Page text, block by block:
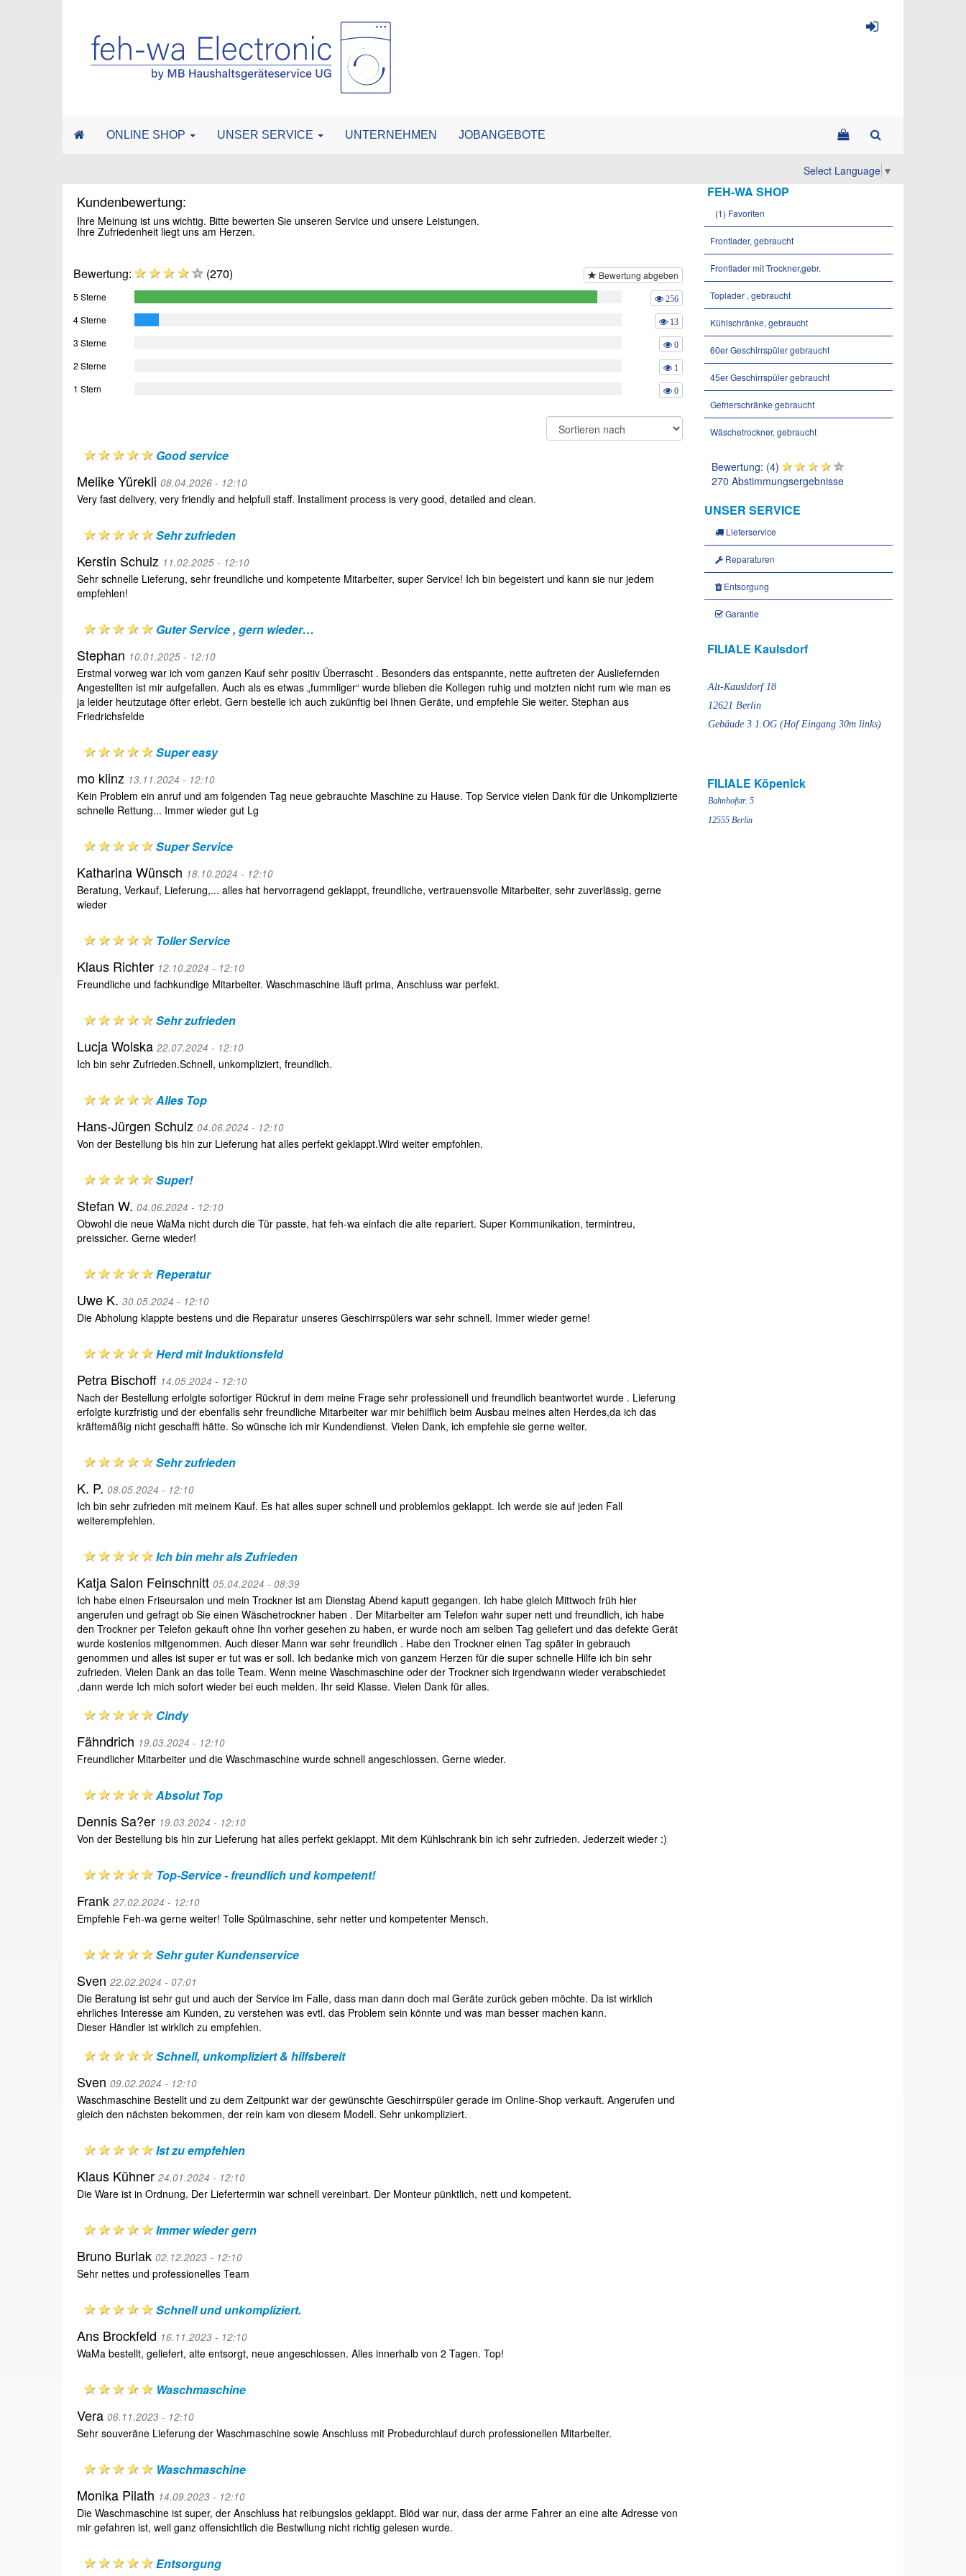
ONLINE SHOP UNSER SERVICE UNTERNEHMEN JOBANGEBOTE
Select Language ▼
Kundenbewertung:
Ihre Meinung ist uns wichtig. Bitte bewerten Sie unseren Service und unsere Leistungen.
Ihre Zufriedenheit liegt uns am Herzen.
Bewertung: (270)
Bewertung abgeben
5 Sterne
256
4 Sterne 13
3 Sterne 0
2 Sterne 1
1 Stern 0
Good service
Melike Yürekli 08.04.2026 - 12:10
Very fast delivery, very friendly and helpfull staff. Installment process is very good, detailed and clean.
Sehr zufrieden
Kerstin Schulz 11.02.2025 - 12:10
Sehr schnelle Lieferung, sehr freundliche und kompetente Mitarbeiter, super Service! Ich bin begeistert und kann sie nur jedem
empfehlen!
Guter Service , gern wieder…
Stephan 10.01.2025 - 12:10
Erstmal vorweg war ich vom ganzen Kauf sehr positiv Überrascht . Besonders das entspannte, nette auftreten der Ausliefernden
Angestellten ist mir aufgefallen. Auch als es etwas „fummliger“ wurde blieben die Kollegen ruhig und motzten nicht rum wie man es
ja leider heutzutage öfter erlebt. Gern bestelle ich auch zukünftig bei Ihnen Geräte, und empfehle Sie weiter. Stephan aus
Friedrichsfelde
Super easy
mo klinz 13.11.2024 - 12:10
Kein Problem ein anruf und am folgenden Tag neue gebrauchte Maschine zu Hause. Top Service vielen Dank für die Unkomplizierte
schnelle Rettung... Immer wieder gut Lg
Super Service
Katharina Wünsch 18.10.2024 - 12:10
Beratung, Verkauf, Lieferung,... alles hat hervorragend geklappt, freundliche, vertrauensvolle Mitarbeiter, sehr zuverlässig, gerne
wieder
Toller Service
Klaus Richter 12.10.2024 - 12:10
Freundliche und fachkundige Mitarbeiter. Waschmaschine läuft prima, Anschluss war perfekt.
Sehr zufrieden
Lucja Wolska 22.07.2024 - 12:10
Ich bin sehr Zufrieden.Schnell, unkompliziert, freundlich.
Alles Top
Hans-Jürgen Schulz 04.06.2024 - 12:10
Von der Bestellung bis hin zur Lieferung hat alles perfekt geklappt.Wird weiter empfohlen.
Super!
Stefan W. 04.06.2024 - 12:10
Obwohl die neue WaMa nicht durch die Tür passte, hat feh-wa einfach die alte repariert. Super Kommunikation, termintreu,
preissicher. Gerne wieder!
Reperatur
Uwe K. 30.05.2024 - 12:10
Die Abholung klappte bestens und die Reparatur unseres Geschirrspülers war sehr schnell. Immer wieder gerne!
Herd mit Induktionsfeld
Petra Bischoff 14.05.2024 - 12:10
Nach der Bestellung erfolgte sofortiger Rückruf in dem meine Frage sehr professionell und freundlich beantwortet wurde . Lieferung
erfolgte kurzfristig und der ebenfalls sehr freundliche Mitarbeiter war mir behilflich beim Ausbau meines alten Herdes,da ich das
kräftemäßig nicht geschafft hätte. So wünsche ich mir Kundendienst. Vielen Dank, ich empfehle sie gerne weiter.
Sehr zufrieden
K. P. 08.05.2024 - 12:10
Ich bin sehr zufrieden mit meinem Kauf. Es hat alles super schnell und problemlos geklappt. Ich werde sie auf jeden Fall
weiterempfehlen.
Ich bin mehr als Zufrieden
Katja Salon Feinschnitt 05.04.2024 - 08:39
Ich habe einen Friseursalon und mein Trockner ist am Dienstag Abend kaputt gegangen. Ich habe gleich Mittwoch früh hier
angerufen und gefragt ob Sie einen Wäschetrockner haben . Der Mitarbeiter am Telefon wahr super nett und freundlich, ich habe
den Trockner per Telefon gekauft ohne Ihn vorher gesehen zu haben, er wurde noch am selben Tag geliefert und das defekte Gerät
wurde kostenlos mitgenommen. Auch dieser Mann war sehr freundlich . Habe den Trockner einen Tag später in gebrauch
genommen und alles ist super er tut was er soll. Ich bedanke mich von ganzem Herzen für die super schnelle Hilfe ich bin sehr
zufrieden. Vielen Dank an das tolle Team. Wenn meine Waschmaschine oder der Trockner sich irgendwann wieder verabschiedet
,dann werde Ich mich sofort wieder bei euch melden. Ihr seid Klasse. Vielen Dank für alles.
Cindy
Fähndrich 19.03.2024 - 12:10
Freundlicher Mitarbeiter und die Waschmaschine wurde schnell angeschlossen. Gerne wieder.
Absolut Top
Dennis Sa?er 19.03.2024 - 12:10
Von der Bestellung bis hin zur Lieferung hat alles perfekt geklappt. Mit dem Kühlschrank bin ich sehr zufrieden. Jederzeit wieder :)
Top-Service - freundlich und kompetent!
Frank 27.02.2024 - 12:10
Empfehle Feh-wa gerne weiter! Tolle Spülmaschine, sehr netter und kompetenter Mensch.
Sehr guter Kundenservice
Sven 22.02.2024 - 07:01
Die Beratung ist sehr gut und auch der Service im Falle, dass man dann doch mal Geräte zurück geben möchte. Da ist wirklich
ehrliches Interesse am Kunden, zu verstehen was evtl. das Problem sein könnte und was man besser machen kann.
Dieser Händler ist wirklich zu empfehlen.
Schnell, unkompliziert & hilfsbereit
Sven 09.02.2024 - 12:10
Waschmaschine Bestellt und zu dem Zeitpunkt war der gewünschte Geschirrspüler gerade im Online-Shop verkauft. Angerufen und
gleich den nächsten bekommen, der rein kam von diesem Modell. Sehr unkompliziert.
Ist zu empfehlen
Klaus Kühner 24.01.2024 - 12:10
Die Ware ist in Ordnung. Der Liefertermin war schnell vereinbart. Der Monteur pünktlich, nett und kompetent.
Immer wieder gern
Bruno Burlak 02.12.2023 - 12:10
Sehr nettes und professionelles Team
Schnell und unkompliziert.
Ans Brockfeld 16.11.2023 - 12:10
WaMa bestellt, geliefert, alte entsorgt, neue angeschlossen. Alles innerhalb von 2 Tagen. Top!
Waschmaschine
Vera 06.11.2023 - 12:10
Sehr souveräne Lieferung der Waschmaschine sowie Anschluss mit Probedurchlauf durch professionellen Mitarbeiter.
Waschmaschine
Monika Pilath 14.09.2023 - 12:10
Die Waschmaschine ist super, der Anschluss hat reibungslos geklappt. Blöd war nur, dass der arme Fahrer an eine alte Adresse von
mir gefahren ist, weil ganz offensichtlich die Bestwllung nicht richtig gelesen wurde.
Entsorgung
FEH-WA SHOP
(1) Favoriten
Frontlader, gebraucht
Frontlader mit Trockner,gebr.
Toplader , gebraucht
Kühlschränke, gebraucht
60er Geschirrspüler gebraucht
45er Geschirrspüler gebraucht
Gefrierschränke gebraucht
Wäschetrockner, gebraucht
Bewertung: (4)
270 Abstimmungsergebnisse
UNSER SERVICE
Lieferservice
Reparaturen
Entsorgung
Garantie
FILIALE Kaulsdorf
Alt-Kausldorf 18
12621 Berlin
Gebäude 3 1.OG (Hof Eingang 30m links)
FILIALE Köpenick
Bahnhofstr. 5
12555 Berlin